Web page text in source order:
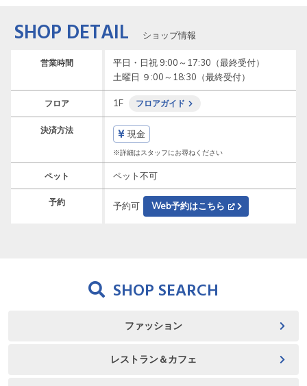
SHOP DETAIL ショップ情報
営業時間
平日・日祝 9:00～17:30（最終受付）
土曜日 ９:00～18:30（最終受付）
フロア 1F フロアガイド
決済方法 現金
※詳細はスタッフにお尋ねください
ペット ペット不可
予約 予約可 Web予約はこちら
SHOP SEARCH
ファッション
レストラン＆カフェ